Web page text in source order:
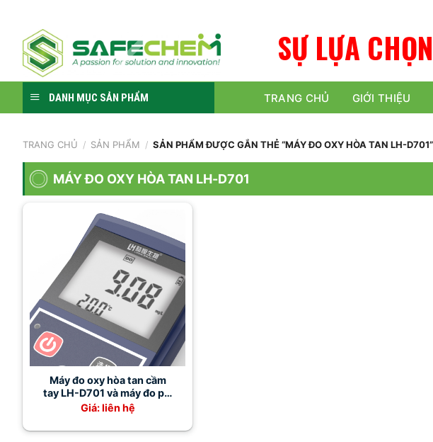
content
SỰ LỰA CHỌN
DANH MỤC SẢN PHẨM TRANG CHỦ GIỚI THIỆU
TRANG CHỦ / SẢN PHẨM / SẢN PHẨM ĐƯỢC GẮN THẺ “MÁY ĐO OXY HÒA TAN LH-D701”
MÁY ĐO OXY HÒA TAN LH-D701
Máy đo oxy hòa tan cầm
tay LH-D701 và máy đo pH
LH-P210
Giá: liên hệ